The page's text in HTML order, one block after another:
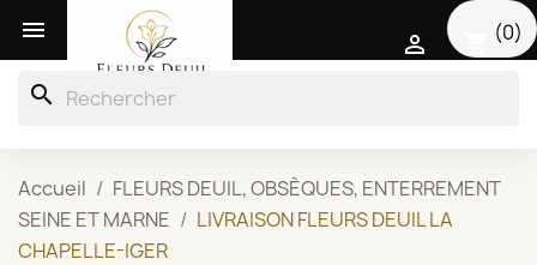
 (0)

search
Accueil
FLEURS DEUIL, OBSÈQUES, ENTERREMENT
SEINE ET MARNE
LIVRAISON FLEURS DEUIL LA
CHAPELLE-IGER